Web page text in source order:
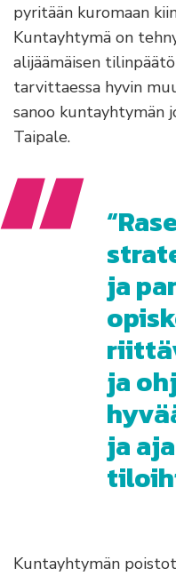
pyritään kuromaan
Kuntayhtymä on
alijäämäisen
tarvittaessa hyvin
sanoo kuntayhtymän
Taipale.
ja
ja
ja
Kuntayhtymän